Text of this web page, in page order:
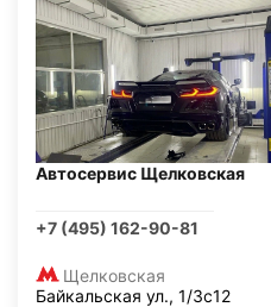
Автосервис Щелковская
+7 (495) 162-90-81
Щелковская
Байкальская ул., 1/3с12